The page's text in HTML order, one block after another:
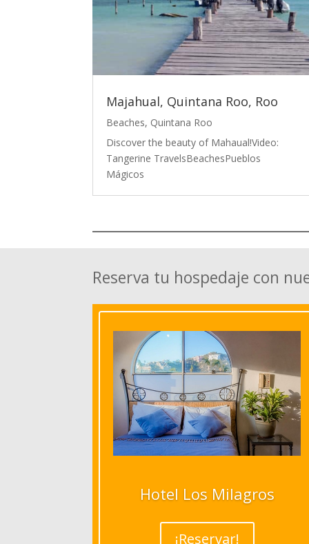
Majahual, Quintana Roo, Roo
Beaches, Quintana Roo
Discover the beauty of Mahaual!Video:
Tangerine TravelsBeachesPueblos
Mágicos
Reserva tu hospedaje con
Hotel Los Milagros
¡Reservar!